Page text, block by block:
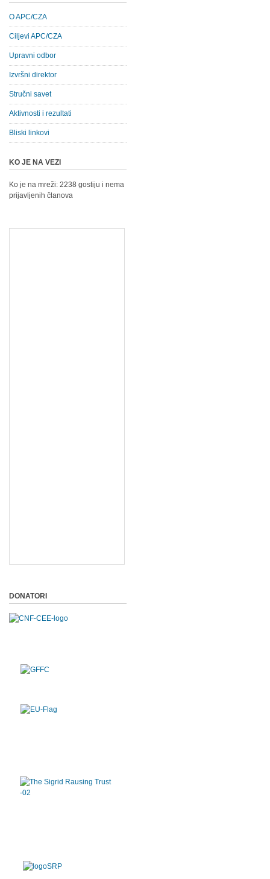
O APC/CZA
Ciljevi APC/CZA
Upravni odbor
Izvršni direktor
Stručni savet
Aktivnosti i rezultati
Bliski linkovi
KO JE NA VEZI
Ko je na mreži: 2238 gostiju i nema
prijavljenih članova
DONATORI